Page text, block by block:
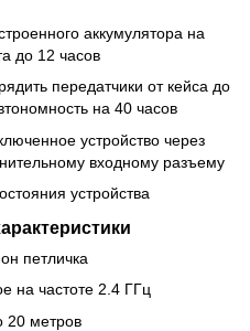
аккумулятора на
до 12 часов
передатчики от кейса до
на 40 часов
устройство через
входному разъему
устройства
петличка
на частоте 2.4 ГГц
20 метров